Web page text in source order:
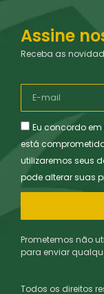
Assine
Receba as
Eu concordo
está
utilizaremos seus
pode alterar suas
Prometemos não
para enviar
Todos os direitos